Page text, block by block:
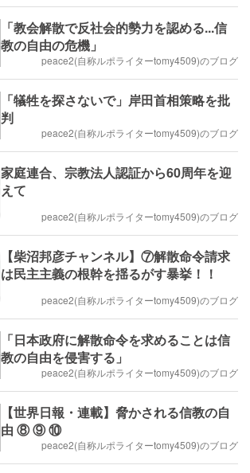
「教会解散で反社会的勢力を認める...信
教の自由の危機」
peace2(自称ルポライターtomy4509)のブログ
「犠牲を探さないで」岸田首相策略を批
判
peace2(自称ルポライターtomy4509)のブログ
家庭連合、宗教法人認証から60周年を迎
えて
peace2(自称ルポライターtomy4509)のブログ
【柴沼邦彦チャンネル】⑦解散命令請求
は民主主義の根幹を揺るがす暴挙！！
peace2(自称ルポライターtomy4509)のブログ
「日本政府に解散命令を求めることは信
教の自由を侵害する」
peace2(自称ルポライターtomy4509)のブログ
【世界日報・連載】脅かされる信教の自
由 ⑧ ⑨ ⑩
peace2(自称ルポライターtomy4509)のブログ